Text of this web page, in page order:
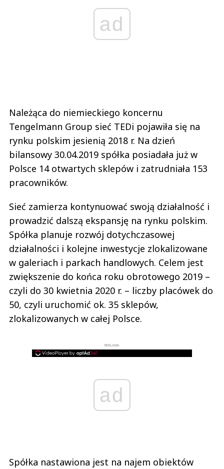
ad
Należąca do niemieckiego koncernu
Tengelmann Group sieć TEDi pojawiła się na
rynku polskim jesienią 2018 r. Na dzień
bilansowy 30.04.2019 spółka posiadała już w
Polsce 14 otwartych sklepów i zatrudniała 153
pracowników.
Sieć zamierza kontynuować swoją działalność i
prowadzić dalszą ekspansję na rynku polskim.
Spółka planuje rozwój dotychczasowej
działalności i kolejne inwestycje zlokalizowane
w galeriach i parkach handlowych. Celem jest
zwiększenie do końca roku obrotowego 2019 –
czyli do 30 kwietnia 2020 r. – liczby placówek do
50, czyli uruchomić ok. 35 sklepów,
zlokalizowanych w całej Polsce.
REKLAMA
ad
Spółka nastawiona jest na najem obiektów